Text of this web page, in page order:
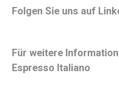
Folgen Sie uns auf
Für weitere
Espresso Italiano